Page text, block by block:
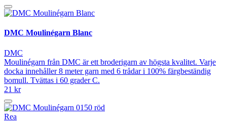
DMC Moulinégarn Blanc
DMC
Moulinégarn från DMC är ett broderigarn av högsta kvalitet. Varje
docka innehåller 8 meter garn med 6 trådar i 100% färgbeständig
bomull. Tvättas i 60 grader C.
21 kr
Rea